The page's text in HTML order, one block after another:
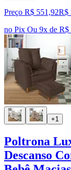
Preço R$ 551,92R$
no Pix Ou 9x de R$
+1
Poltrona
Descanso